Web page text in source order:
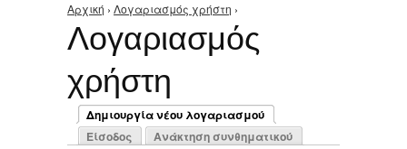
Είστε εδώ
Αρχική › Λογαριασμός χρήστη ›
Λογαριασμός
χρήστη
Πρωτεύουσες καρτέλες
Δημιουργία νέου λογαριασμού
(ενεργή καρτέλα)
Είσοδος Ανάκτηση συνθηματικού